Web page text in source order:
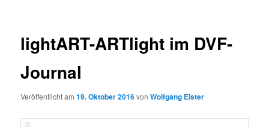
lightART-ARTlight im DVF-
Journal
Veröffentlicht am19. Oktober 2016vonWolfgang Elster